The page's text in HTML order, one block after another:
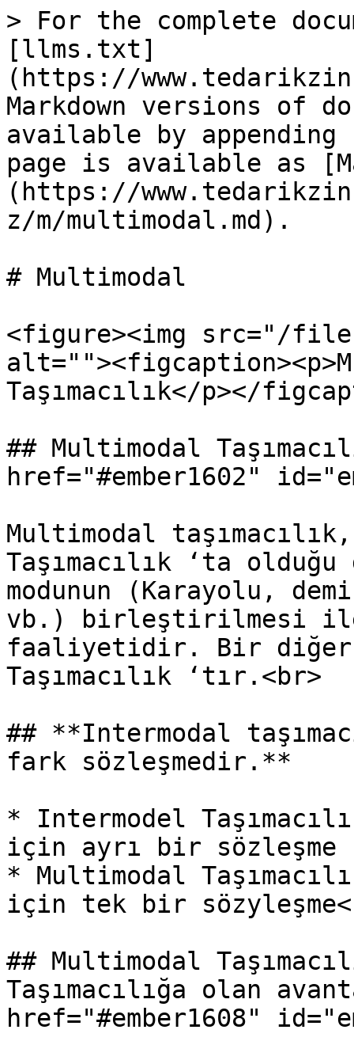
> For the complete
[llms.txt]
(https://
Markdown versions of
available by
page is available as
(https://
z/m/multimodal.md).
# Multimodal
<figure><img src="/files/
Taşımacılık</p></
## Multimodal
href="#ember1602"
Multimodal
Taşımacılık ‘ta
modunun (Karayolu,
vb.) birleştirilmesi ile
faaliyetidir. Bir diğer
Taşımacılık ‘tır.<br>
## **Intermodal
fark sözleşmedir.**
* Intermodel
için ayrı bir sözleşme
* Multimodal
için tek bir
## Multimodal
Taşımacılığa olan
href="#ember1608"